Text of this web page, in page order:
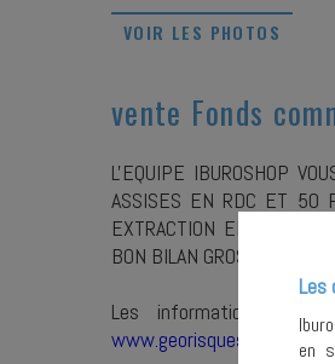
VOIR LES PHOTOS
vente Fonds
L'EQUIPE IBUROSHOP
ASSISES EN RDC ET 50
EXTRACTION
BON BILAN GROS POTENTIEL
Les informations sur
www.georisques.gouv.fren